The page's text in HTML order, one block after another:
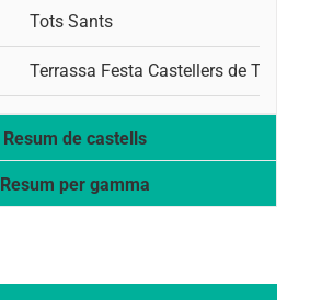
Tots Sants
Terrassa Festa Castellers de
Resum de castells
Resum per gamma